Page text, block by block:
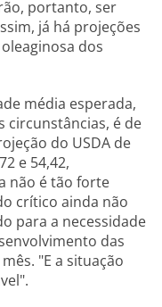
portanto, ser
já há projeções
dos
média esperada,
circunstâncias, é de
do USDA de
e 54,42,
não é tão forte
crítico ainda não
para a necessidade
das
"E a situação